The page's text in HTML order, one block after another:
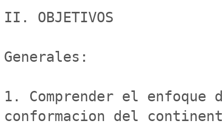
II. OBJETIVOS
Generales:
1. Comprender el
conformacion del